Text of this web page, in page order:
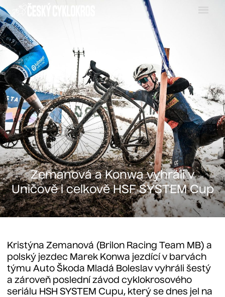
Zemanová a Konwa vyhráli v
Uničově i celkově HSF SYSTEM Cup
Kristýna Zemanová (Brilon Racing Team MB) a
polský jezdec Marek Konwa jezdící v barvách
týmu Auto Škoda Mladá Boleslav vyhráli šestý
a zároveň poslední závod cyklokrosového
seriálu HSH SYSTEM Cupu, který se dnes jel na